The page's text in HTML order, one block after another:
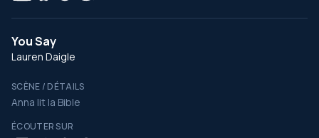
You Say
Lauren Daigle
SCÈNE / DÉTAILS
Anna lit la Bible
ÉCOUTER SUR